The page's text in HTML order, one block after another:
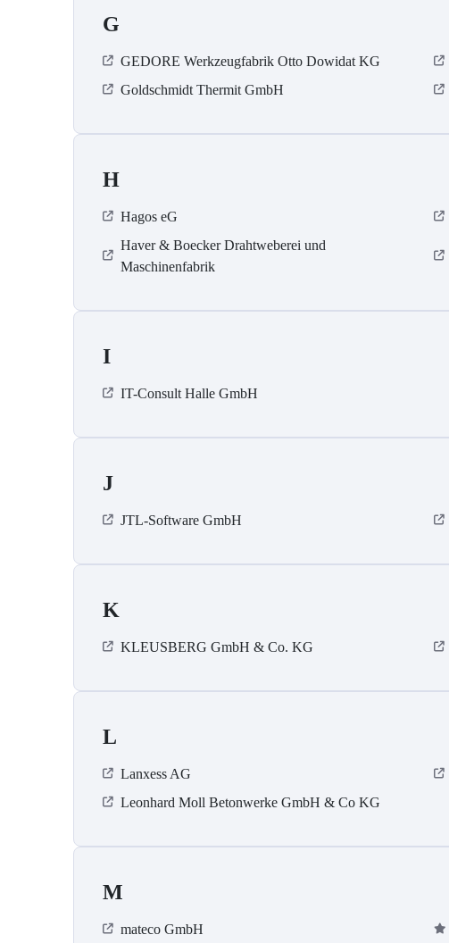
G
GEDORE Werkzeugfabrik Otto Dowidat KG
Goldschmidt Thermit GmbH
H
Hagos eG
Haver & Boecker Drahtweberei und
Maschinenfabrik
I
IT-Consult Halle GmbH
J
JTL-Software GmbH
K
KLEUSBERG GmbH & Co. KG
L
Lanxess AG
Leonhard Moll Betonwerke GmbH & Co KG
M
mateco GmbH